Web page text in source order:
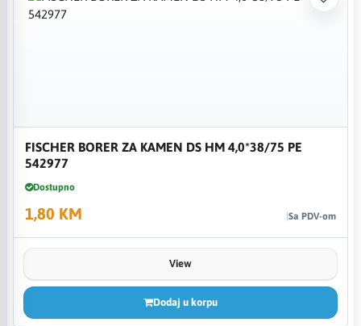
FISCHER BORER ZA KAMEN DS HM 4,0*38/75 PE
542977
Dostupno
1,80 KM Sa PDV-om
View
Dodaj u korpu